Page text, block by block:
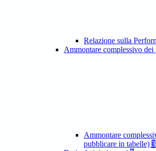
Relazione sulla
Ammontare complessivo dei
Ammontare
pubblicare in tabelle) 3